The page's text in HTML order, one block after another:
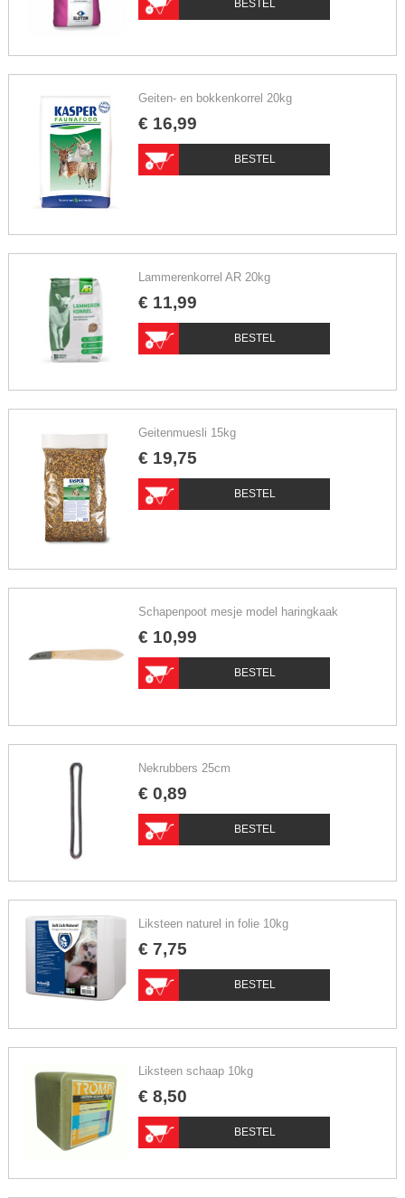
BESTEL
Geiten- en bokkenkorrel 20kg
€ 16,99
BESTEL
Lammerenkorrel AR 20kg
€ 11,99
BESTEL
Geitenmuesli 15kg
€ 19,75
BESTEL
Schapenpoot mesje model haringkaak
€ 10,99
BESTEL
Nekrubbers 25cm
€ 0,89
BESTEL
Liksteen naturel in folie 10kg
€ 7,75
BESTEL
Liksteen schaap 10kg
€ 8,50
BESTEL